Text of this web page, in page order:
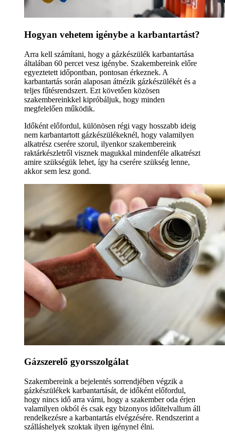
Hogyan vehetem igénybe a karbantartást?
Arra kell számítani, hogy a gázkészülék karbantartása
általában 60 percet vesz igénybe. Szakembereink előre
egyeztetett időpontban, pontosan érkeznek. A
karbantartás során alaposan átnézik gázkészülékét és a
teljes fűtésrendszert. Ezt követően közösen
szakembereinkkel kipróbáljuk, hogy minden
megfelelően működik.
Időként előfordul, különösen régi vagy hosszabb ideig
nem karbantartott gázkészülékeknél, hogy valamilyen
alkatrész cserére szorul, ilyenkor szakembereink
raktárkészletről visznek magukkal mindenféle alkatrészt
amire szükségük lehet, így ha cserére szükség lenne,
akkor sem lesz gond.
Gázszerelő gyorsszolgálat
Szakembereink a bejelentés sorrendjében végzik a
gázkészülékek karbantartását, de időként előfordul,
hogy nincs idő arra várni, hogy a szakember oda érjen
valamilyen okból és csak egy bizonyos időitelvallum áll
rendelkezésre a karbantartás elvégzésére. Rendszerint a
szálláshelyek szoktak ilyen igénynel élni.